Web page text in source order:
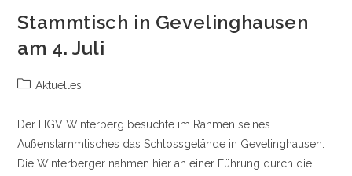
2024
Stammtisch in Gevelinghausen
am 4. Juli
Beitrags-
Aktuelles
Der HGV Winterberg besuchte im Rahmen seines
Außenstammtisches das Schlossgelände in Gevelinghausen.
Die Winterberger nahmen hier an einer Führung durch die